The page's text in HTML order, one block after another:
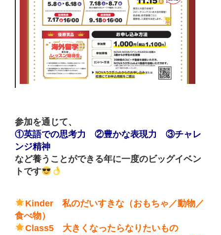
参加を通じて、
①英語での思考力 ②豊かな表現力 ③チャレ
ンジ精神
など養うことができる年に一度のビッグイベン
トです
Kinder 私のだいすきな（おもちゃ／動物／
食べ物）
Class5 大きくなったらなりたいもの